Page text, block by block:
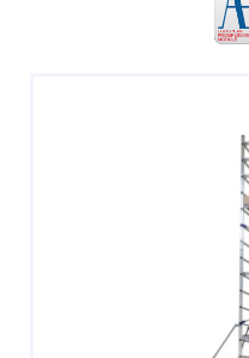
SGABELLI E
ACCESSORI, RICAMBI